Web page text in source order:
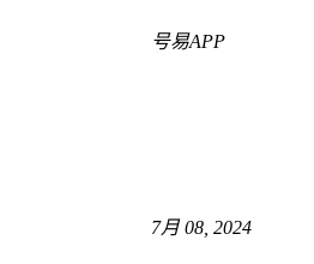
号易APP
7月 08, 2024